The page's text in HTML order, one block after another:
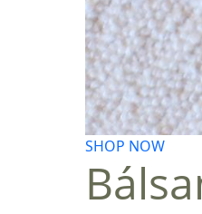
SHOP NOW